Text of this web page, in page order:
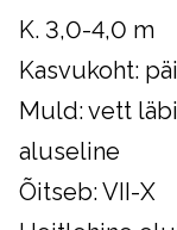
K. 3,0-4,0 m
Kasvukoht:
Muld: vett
aluseline
Õitseb: VII-X